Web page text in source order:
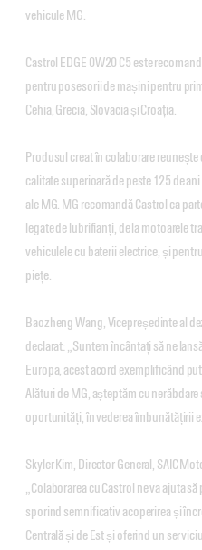
vehicule MG.
Castrol EDGE 0W20 C5 este
pentru posesorii de mașini pentru
Cehia, Grecia, Slovacia și Croația.
Produsul creat în colaborare
calitate superioară de peste 125 de
ale MG. MG recomandă Castrol ca
legate de lubrifianți, de la motoarele
vehiculele cu baterii electrice, și
piețe.
Baozheng Wang, Vicepreședinte al
declarat: „Suntem încântați să ne
Europa, acest acord exemplificând
Alături de MG, așteptăm cu
oportunități, în vederea îmbunătățirii
Skyler Kim, Director General, SAIC
„Colaborarea cu Castrol ne va ajuta
sporind semnificativ acoperirea și
Centrală și de Est și oferind un